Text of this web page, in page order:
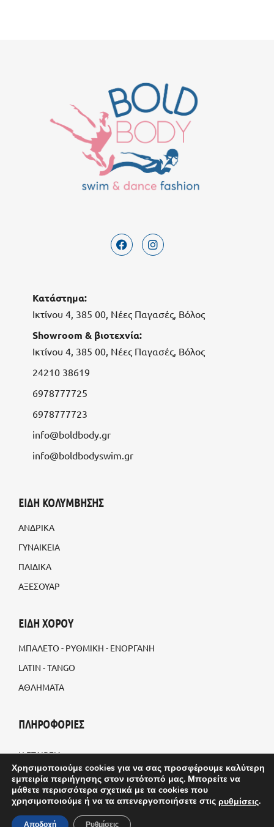
Κατάστημα:
Ικτίνου 4, 385 00, Νέες Παγασές, Βόλος
Showroom & βιοτεχνία:
Ικτίνου 4, 385 00, Νέες Παγασές, Βόλος
24210 38619
6978777725
6978777723
info@boldbody.gr
info@boldbodyswim.gr
ΕΙΔΗ ΚΟΛΥΜΒΗΣΗΣ
ΑΝΔΡΙΚΑ
ΓΥΝΑΙΚΕΙΑ
ΠΑΙΔΙΚΑ
ΑΞΕΣΟΥΑΡ
ΕΙΔΗ ΧΟΡΟΥ
ΜΠΑΛΕΤΟ - ΡΥΘΜΙΚΗ - ΕΝΟΡΓΑΝΗ
LATIN - TANGO
ΑΘΛΗΜΑΤΑ
ΠΛΗΡΟΦΟΡΙΕΣ
Η ΕΤΑΙΡΕΙΑ
BLOG
ΠΡΟΣΑΡΜΟΣΜΕΝΕΣ ΠΑΡΑΓΓΕΛΙΕΣ
ΤΡΟΠΟΙ ΑΠΟΣΤΟΛΗΣ
Χρησιμοποιούμε cookies για να σας προσφέρουμε καλύτερη
εμπειρία περιήγησης στον ιστότοπό μας. Μπορείτε να
μάθετε περισσότερα σχετικά με τα cookies που
χρησιμοποιούμε ή να τα απενεργοποιήσετε στις ρυθμίσεις.
Αποδοχή Ρυθμίσεις